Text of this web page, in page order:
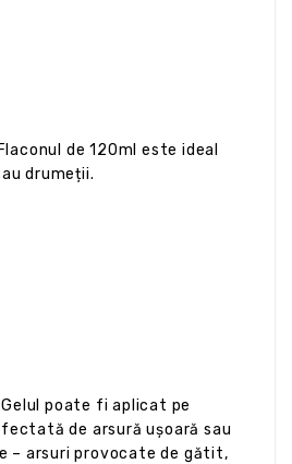
de 120ml este ideal
drumeții.
poate fi aplicat pe
de arsură ușoară sau
– arsuri provocate de gătit,